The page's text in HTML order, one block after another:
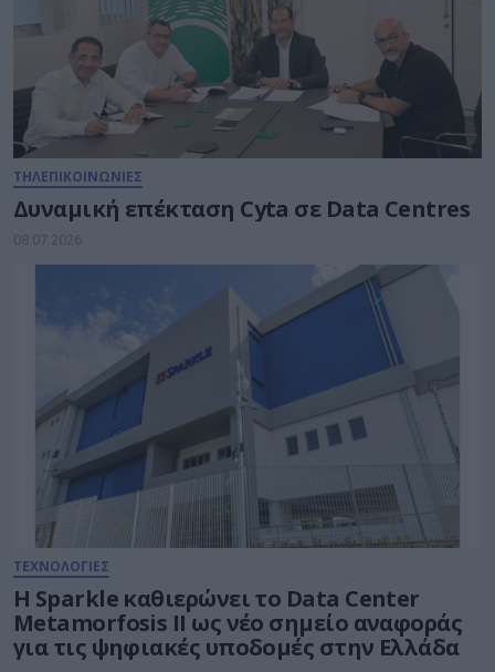
ΤΗΛΕΠΙΚΟΙΝΩΝΙΕΣ
Δυναμική επέκταση Cyta σε Data Centres
08.07.2026
ΤΕΧΝΟΛΟΓΙΕΣ
Η Sparkle καθιερώνει το Data Center
Metamorfosis II ως νέο σημείο αναφοράς
για τις ψηφιακές υποδομές στην Ελλάδα